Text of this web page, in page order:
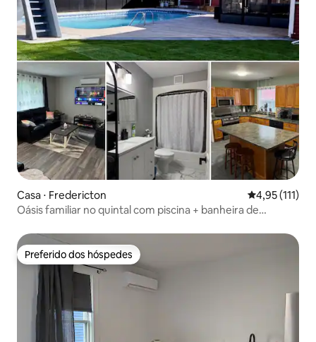
Casa ⋅ Fredericton 4,95 de uma
4,95 (111)
Oásis familiar no quintal com piscina + banheira de
Preferido dos hóspedes
Preferido dos hóspedes